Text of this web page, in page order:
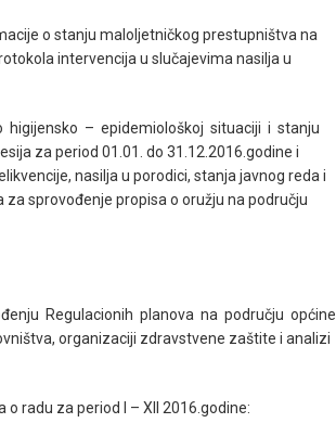
o stanju maloljetničkog prestupništva na
intervencija u slučajevima nasilja u
higijensko – epidemiološkoj situaciji i stanju
za period 01.01. do 31.12.2016.godine i
nasilja u porodici, stanja javnog reda i
sprovođenje propisa o oružju na području
Regulacionih planova na području općine
organizaciji zdravstvene zaštite i analizi
o radu za period I – XII 2016.godine: